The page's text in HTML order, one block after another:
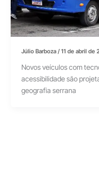
Júlio Barboza/11 de abril de
Novos veículos com
acessibilidade são
geografia serrana